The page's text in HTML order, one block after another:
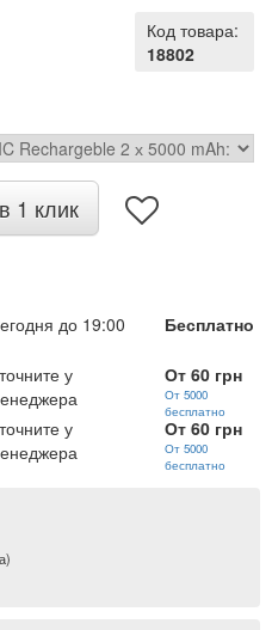
Код товара:
18802
1 клик
до 19:00 Бесплатно
у
От 60 грн
От 5000
бесплатно
у
От 60 грн
От 5000
бесплатно